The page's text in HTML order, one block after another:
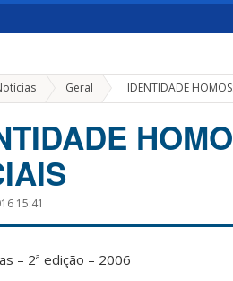
Geral » IDENTIDADE
15:41
– 2ª edição – 2006